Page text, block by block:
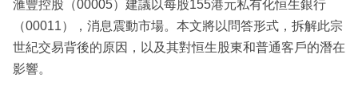
區
滙豐控股（00005）建議以每股155港元私有化恒生銀行
（00011），消息震動市場。本文將以問答形式，拆解此宗
世紀交易背後的原因，以及其對恒生股東和普通客戶的潛在
影響。